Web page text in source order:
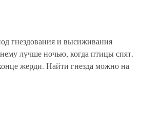
гнездования и высиживания
лучше ночью, когда птицы спят.
жерди. Найти гнезда можно на